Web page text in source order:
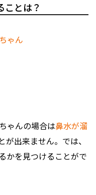
ことは？
ゃんの場合は鼻水が溜
が出来ません。では、
かを見つけることがで